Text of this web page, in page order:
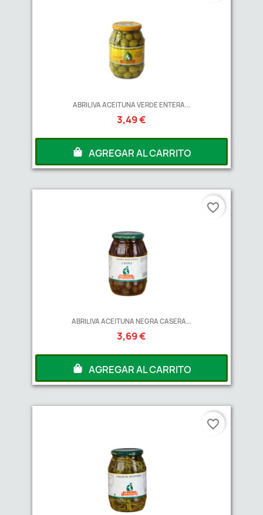
ABRILIVA ACEITUNA VERDE ENTERA...
3,49 €
AGREGAR AL CARRITO
ABRILIVA ACEITUNA NEGRA CASERA...
3,69 €
AGREGAR AL CARRITO
favorite_border
favorite_border